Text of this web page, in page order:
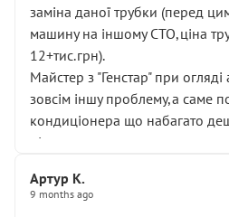
заміна даної трубки (перед
машину на іншому СТО,ціна
12+тис.грн).
Майстер з "Генстар" при
зовсім іншу проблему,а саме
кондиціонера що набагато
підсумку.
Артур К.
9 months ago